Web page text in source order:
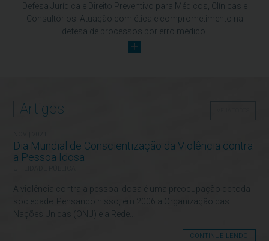
Defesa Jurídica e Direito Preventivo para Médicos, Clínicas e
Consultórios. Atuação com ética e comprometimento na
defesa de processos por erro médico.
Artigos
Dia Mundial de Conscientização da Violência contra
a Pessoa Idosa
A violência contra a pessoa idosa é uma preocupação de toda
sociedade. Pensando nisso, em 2006 a Organização das
Nações Unidas (ONU) e a Rede...
CONTINUE LENDO